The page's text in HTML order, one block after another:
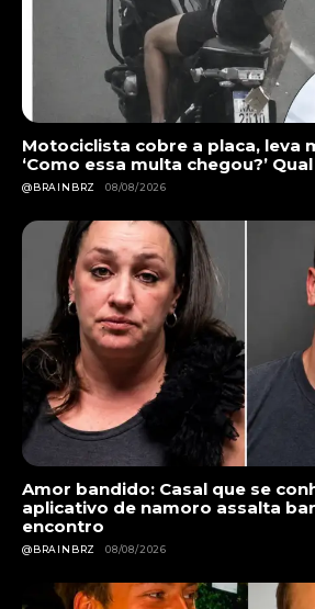
Motociclista cobre a placa, leva
‘Como essa multa chegou?’
@BRAINBRZ 08/08/2026
Amor bandido: Casal que se
aplicativo de namoro assalta
encontro
@BRAINBRZ 08/08/2026